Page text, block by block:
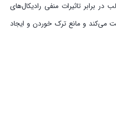
برابر تاثیرات منفی رادیکال‌های
می‌کند و مانع ترک خوردن و ایجاد